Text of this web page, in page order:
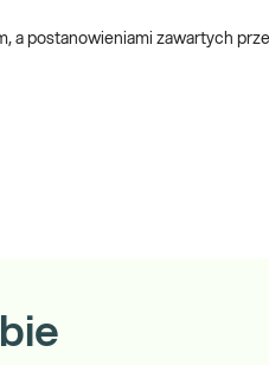
a postanowieniami zawartych